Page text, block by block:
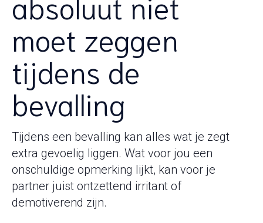
moet zeggen
tijdens de
bevalling
Tijdens een bevalling kan alles wat je zegt
extra gevoelig liggen. Wat voor jou een
onschuldige opmerking lijkt, kan voor je
partner juist ontzettend irritant of
demotiverend zijn.